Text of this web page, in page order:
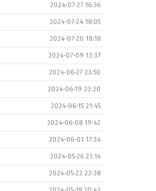
2024-07-27 16:36
2024-07-24 18:05
2024-07-20 18:18
2024-07-09 13:37
2024-06-27 23:50
2024-06-19 23:20
2024-06-15 21:45
2024-06-08 19:42
2024-06-01 17:34
2024-05-26 21:14
2024-05-22 22:38